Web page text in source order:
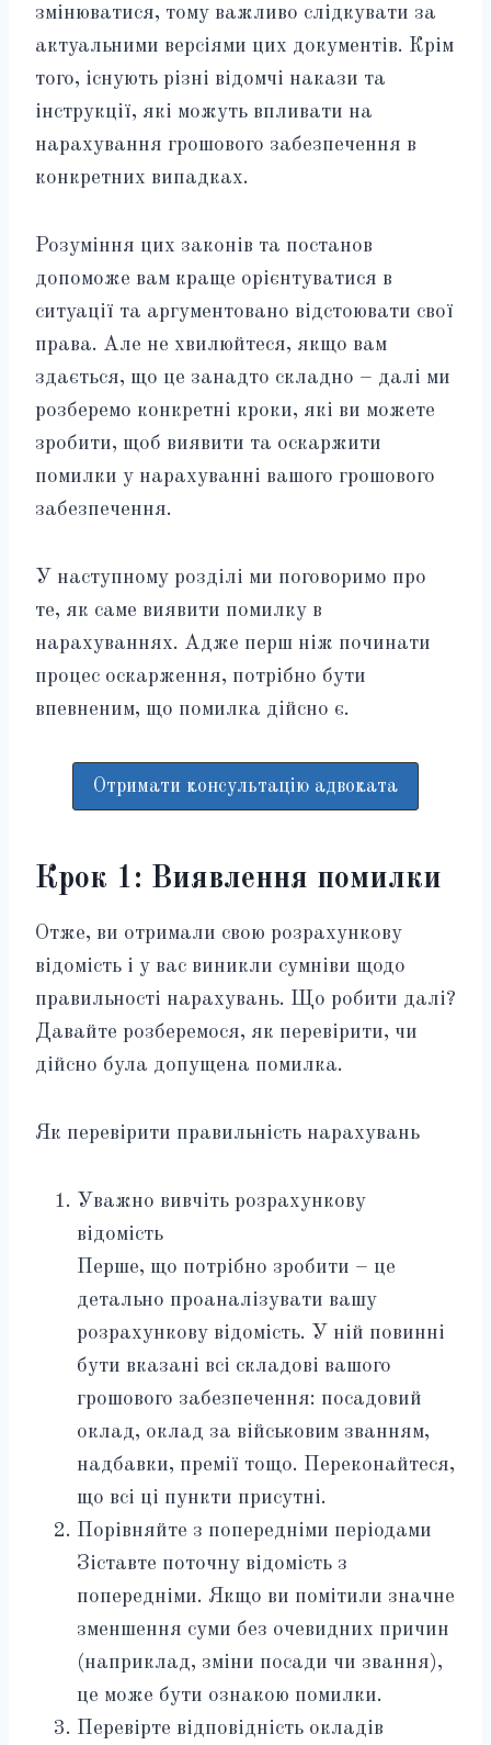
змінюватися, тому важливо слідкувати за
актуальними версіями цих документів. Крім
того, існують різні відомчі накази та
інструкції, які можуть впливати на
нарахування грошового забезпечення в
конкретних випадках.
Розуміння цих законів та постанов
допоможе вам краще орієнтуватися в
ситуації та аргументовано відстоювати свої
права. Але не хвилюйтеся, якщо вам
здається, що це занадто складно – далі ми
розберемо конкретні кроки, які ви можете
зробити, щоб виявити та оскаржити
помилки у нарахуванні вашого грошового
забезпечення.
У наступному розділі ми поговоримо про
те, як саме виявити помилку в
нарахуваннях. Адже перш ніж починати
процес оскарження, потрібно бути
впевненим, що помилка дійсно є.
Отримати консультацію адвоката
Крок 1: Виявлення помилки
Отже, ви отримали свою розрахункову
відомість і у вас виникли сумніви щодо
правильності нарахувань. Що робити далі?
Давайте розберемося, як перевірити, чи
дійсно була допущена помилка.
Як перевірити правильність нарахувань
Уважно вивчіть розрахункову
відомість
Перше, що потрібно зробити – це
детально проаналізувати вашу
розрахункову відомість. У ній повинні
бути вказані всі складові вашого
грошового забезпечення: посадовий
оклад, оклад за військовим званням,
надбавки, премії тощо. Переконайтеся,
що всі ці пункти присутні.
Порівняйте з попередніми періодами
Зіставте поточну відомість з
попередніми. Якщо ви помітили значне
зменшення суми без очевидних причин
(наприклад, зміни посади чи звання),
це може бути ознакою помилки.
Перевірте відповідність окладів